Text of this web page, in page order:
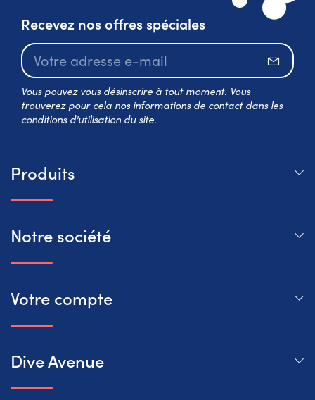
Recevez nos offres spéciales
Vous pouvez vous désinscrire à tout moment. Vous
trouverez pour cela nos informations de contact dans les
conditions d'utilisation du site.
Produits
Notre société
Votre compte
Dive Avenue